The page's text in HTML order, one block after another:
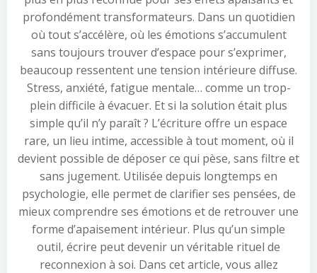
profondément transformateurs. Dans un quotidien
où tout s’accélère, où les émotions s’accumulent
sans toujours trouver d’espace pour s’exprimer,
beaucoup ressentent une tension intérieure diffuse.
Stress, anxiété, fatigue mentale… comme un trop-
plein difficile à évacuer. Et si la solution était plus
simple qu’il n’y paraît ? L’écriture offre un espace
rare, un lieu intime, accessible à tout moment, où il
devient possible de déposer ce qui pèse, sans filtre et
sans jugement. Utilisée depuis longtemps en
psychologie, elle permet de clarifier ses pensées, de
mieux comprendre ses émotions et de retrouver une
forme d’apaisement intérieur. Plus qu’un simple
outil, écrire peut devenir un véritable rituel de
reconnexion à soi. Dans cet article, vous allez